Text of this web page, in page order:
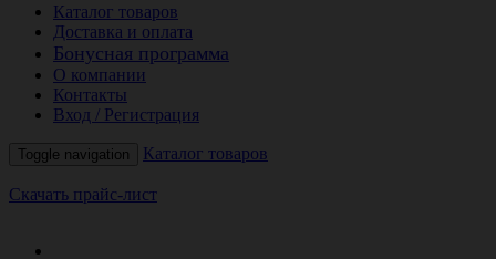
Каталог товаров
Доставка и оплата
Бонусная программа
О компании
Контакты
Вход / Регистрация
Toggle navigation Каталог товаров
Скачать прайс-лист